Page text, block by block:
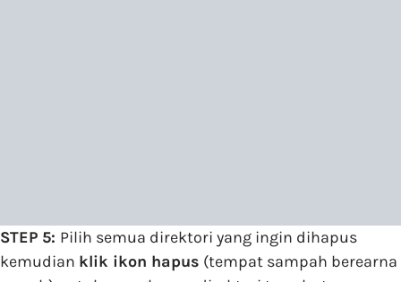
STEP 5: Pilih semua direktori yang ingin dihapus
kemudian klik ikon hapus (tempat sampah berearna